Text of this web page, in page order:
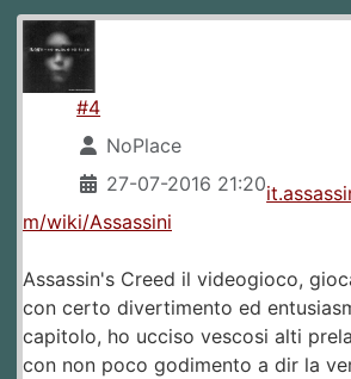
#4
NoPlace
27-07-2016 21:20
m/wiki/Assassini
Assassin's Creed il videogioco,
con certo divertimento ed
capitolo, ho ucciso vescosi alti
con non poco godimento a dir la